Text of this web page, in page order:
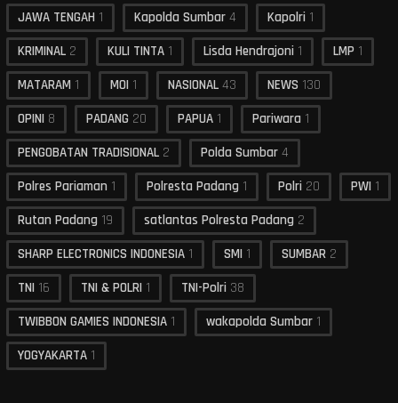
JAWA TENGAH 1 Kapolda Sumbar 4 Kapolri 1
KRIMINAL 2 KULI TINTA 1 Lisda Hendrajoni 1 LMP 1
MATARAM 1 MOI 1 NASIONAL 43 NEWS 130
OPINI 8 PADANG 20 PAPUA 1 Pariwara 1
PENGOBATAN TRADISIONAL 2 Polda Sumbar 4
Polres Pariaman 1 Polresta Padang 1 Polri 20 PWI 1
Rutan Padang 19 satlantas Polresta Padang 2
SHARP ELECTRONICS INDONESIA 1 SMI 1 SUMBAR 2
TNI 16 TNI & POLRI 1 TNI-Polri 38
TWIBBON GAMIES INDONESIA 1 wakapolda Sumbar 1
YOGYAKARTA 1